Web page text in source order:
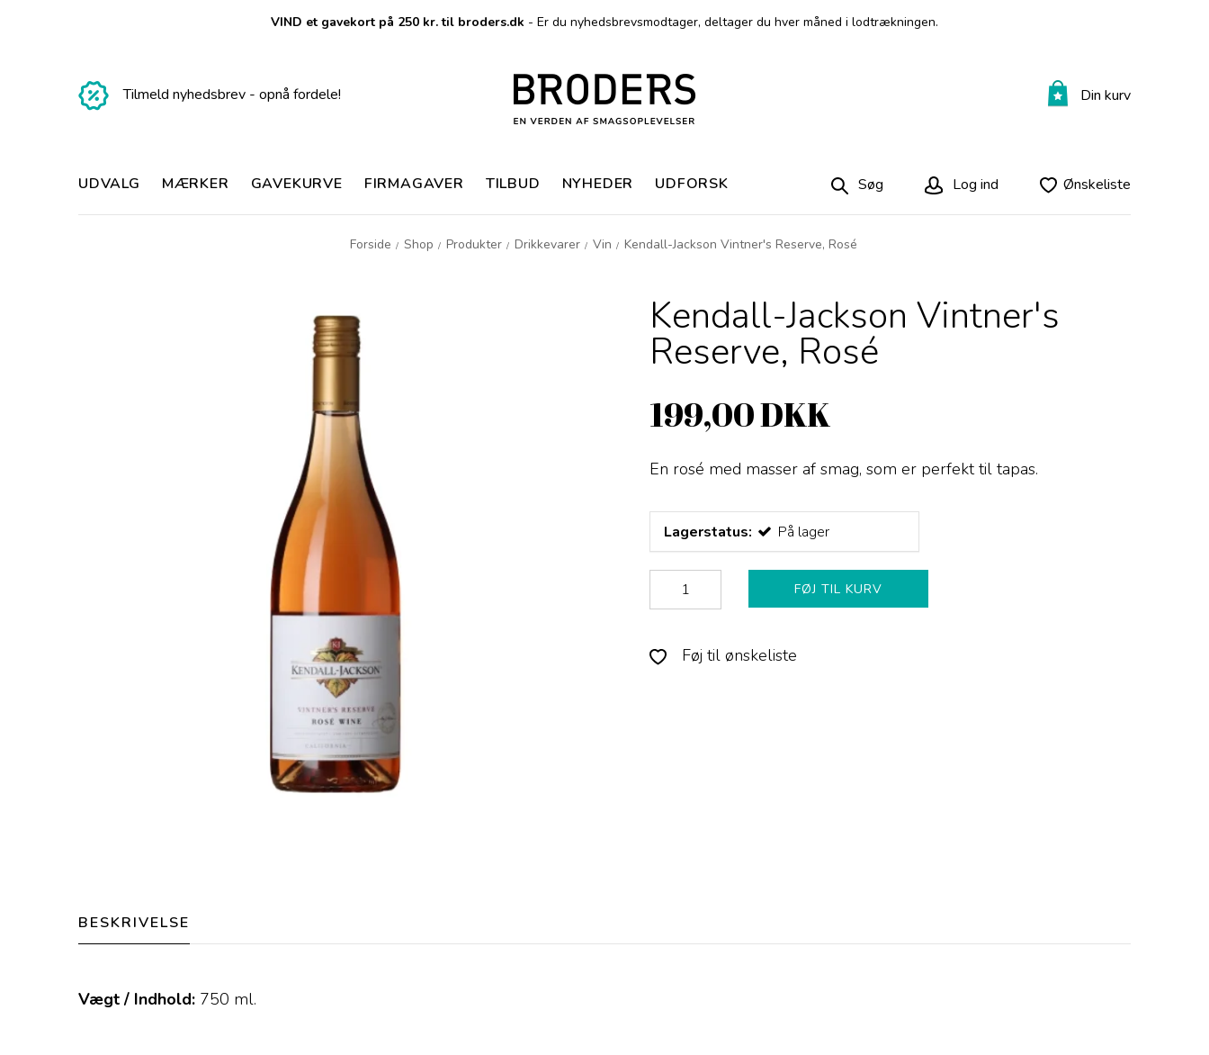
VIND et gavekort på 250 kr. til broders.dk - Er du nyhedsbrevsmodtager, deltager du hver måned i lodtrækningen.
Tilmeld nyhedsbrev - opnå fordele! Din kurv
UDVALG MÆRKER GAVEKURVE FIRMAGAVER TILBUD NYHEDER UDFORSK Søg Log ind Ønskeliste
Forside / Shop / Produkter / Drikkevarer / Vin / Kendall-Jackson Vintner's Reserve, Rosé
Kendall-Jackson Vintner's
Reserve, Rosé
199,00 DKK
En rosé med masser af smag, som er perfekt til tapas.
Lagerstatus: På lager
FØJ TIL KURV
Føj til ønskeliste
BESKRIVELSE
Vægt / Indhold: 750 ml.